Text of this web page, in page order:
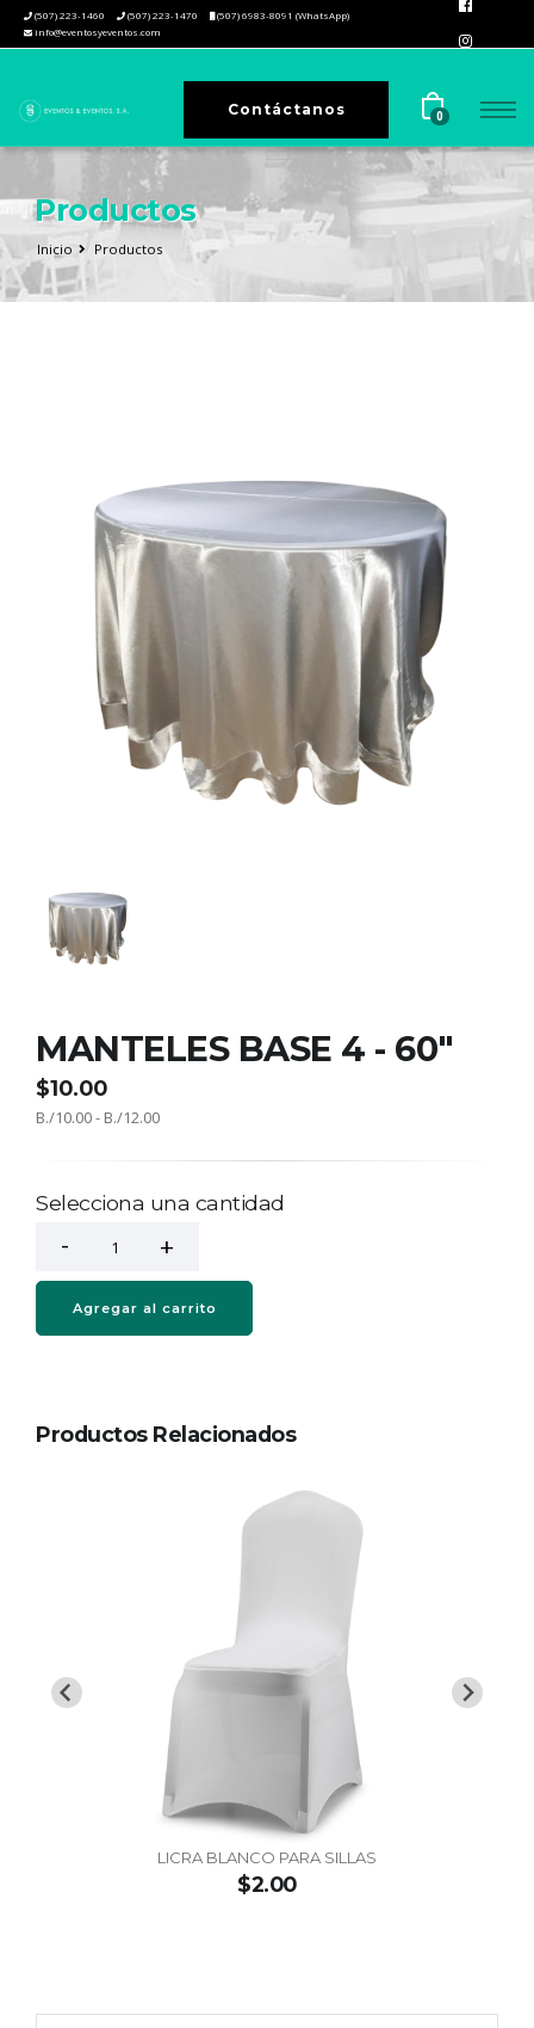
(507) 223-1460 (507) 223-1470
(507) 6983-8091 (WhatsApp)
info@eventosyeventos.com
Contáctanos 0
Productos
Inicio Productos
MANTELES BASE 4 - 60"
$10.00
B./10.00 - B./12.00
Selecciona una cantidad
Agregar al carrito
Productos Relacionados
LICRA BLANCO PARA SILLAS